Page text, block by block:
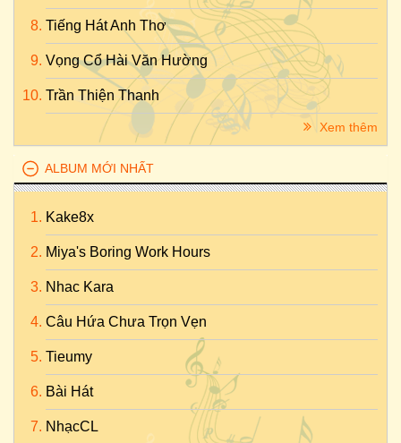
Tiếng Hát Anh Thơ
Vọng Cổ Hài Văn Hường
Trần Thiện Thanh
Xem thêm
ALBUM MỚI NHẤT
Kake8x
Miya's Boring Work Hours
Nhac Kara
Câu Hứa Chưa Trọn Vẹn
Tieumy
Bài Hát
NhạcCL